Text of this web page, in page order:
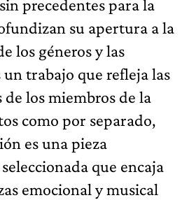
precedentes para la
su apertura a la
los géneros y las
un trabajo que refleja las
los miembros de la
como por separado,
es una pieza
que encaja
emocional y musical